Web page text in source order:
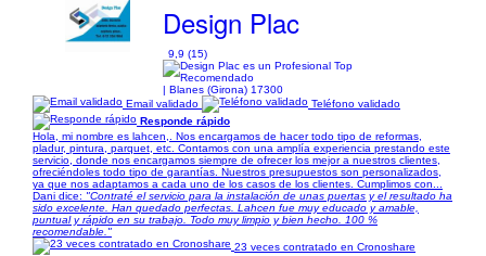
Design Plac
9,9 (15)
| Blanes (Girona) 17300
Email validado
Teléfono validado
Responde rápido
Hola, mi nombre es lahcen,. Nos encargamos de hacer todo tipo de reformas,
pladur, pintura, parquet, etc. Contamos con una amplía experiencia prestando este
servicio, donde nos encargamos siempre de ofrecer los mejor a nuestros clientes,
ofreciéndoles todo tipo de garantías. Nuestros presupuestos son personalizados,
ya que nos adaptamos a cada uno de los casos de los clientes. Cumplimos con...
Dani dice: "Contraté el servicio para la instalación de unas puertas y el resultado ha
sido excelente. Han quedado perfectas. Lahcen fue muy educado y amable,
puntual y rápido en su trabajo. Todo muy limpio y bien hecho. 100 %
recomendable."
23 veces contratado en Cronoshare